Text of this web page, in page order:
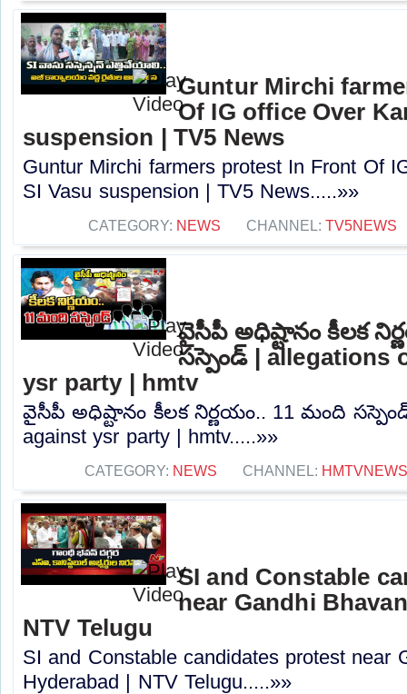
Guntur Mirchi
Of IG office Over
suspension | TV5 News
Guntur Mirchi farmers protest In Front Of
SI Vasu suspension | TV5 News.....»»
CATEGORY: NEWS CHANNEL: TV5NEWS
వైసీపీ అధిష్టానం కీలక
సస్పెండ్ | allegations
ysr party | hmtv
వైసీపీ అధిష్టానం కీలక నిర్ణయం.. 11 మంది సస్పెండ్
against ysr party | hmtv.....»»
CATEGORY: NEWS CHANNEL: HMTVNEWS
SI and Constable
near Gandhi
NTV Telugu
SI and Constable candidates protest near
Hyderabad | NTV Telugu.....»»